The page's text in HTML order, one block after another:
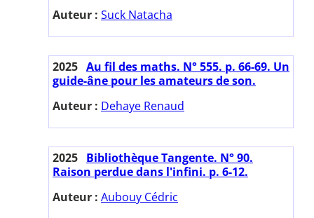
Auteur : Suck Natacha
2025 Au fil des maths. N° 555. p. 66-69. Un
guide-âne pour les amateurs de son.
Auteur : Dehaye Renaud
2025 Bibliothèque Tangente. N° 90.
Raison perdue dans l'infini. p. 6-12.
Auteur : Aubouy Cédric